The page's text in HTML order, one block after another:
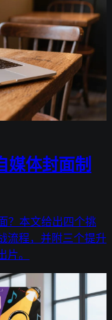
媒体封面制
？本文给出四个挑
流程，并附三个提升
片。